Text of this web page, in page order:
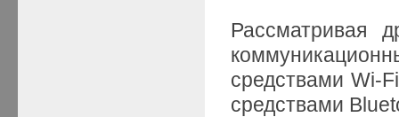
Рассматривая
средствами Wi-
средствами